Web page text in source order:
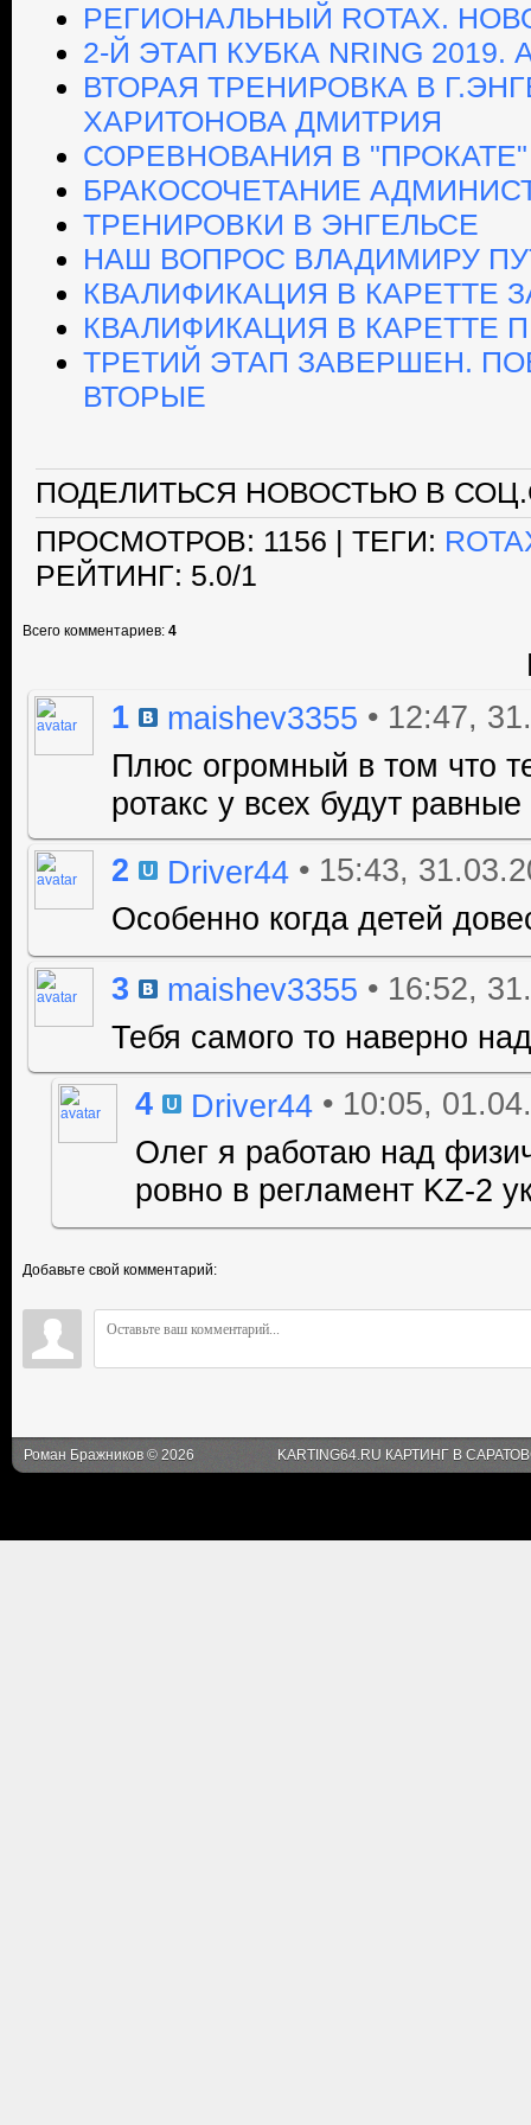
РЕГИОНАЛЬНЫЙ ROTAX.
2-Й ЭТАП КУБКА NRING
ВТОРАЯ ТРЕНИРОВКА В
ХАРИТОНОВА ДМИТРИЯ
СОРЕВНОВАНИЯ В "ПРОКАТЕ"
БРАКОСОЧЕТАНИЕ
ТРЕНИРОВКИ В ЭНГЕЛЬСЕ
НАШ ВОПРОС ВЛАДИМИРУ
КВАЛИФИКАЦИЯ В КАРЕТТЕ
КВАЛИФИКАЦИЯ В КАРЕТТЕ
ТРЕТИЙ ЭТАП ЗАВЕРШЕН.
ВТОРЫЕ
ПОДЕЛИТЬСЯ НОВОСТЬЮ В
ПРОСМОТРОВ: 1156 | ТЕГИ:
РЕЙТИНГ: 5.0/1
Всего комментариев: 4
1
maishev3355 • 12:47,
Плюс огромный в том что
ротакс у всех будут
2
Driver44 • 15:43,
Особенно когда детей
3
maishev3355 • 16:52,
Тебя самого то наверно
4
Driver44 • 10:05,
Олег я работаю над
ровно в регламент KZ-2
Добавьте свой комментарий:
Роман Бражников © 2026 KARTING64.RU КАРТИНГ В